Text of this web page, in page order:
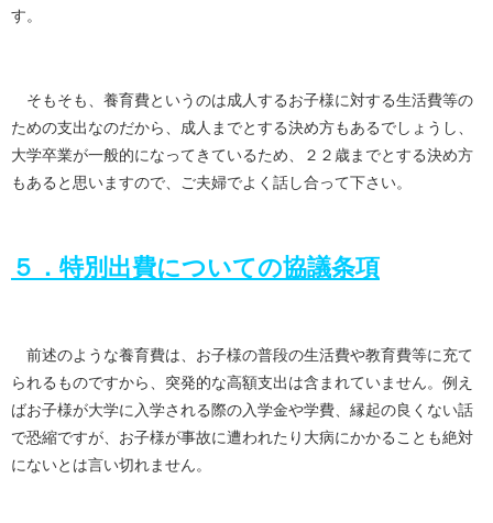
す。
そもそも、養育費というのは成人するお子様に対する生活費等の
ための支出なのだから、成人までとする決め方もあるでしょうし、
大学卒業が一般的になってきているため、２２歳までとする決め方
もあると思いますので、ご夫婦でよく話し合って下さい。
５．特別出費についての協議条項
前述のような養育費は、お子様の普段の生活費や教育費等に充て
られるものですから、突発的な高額支出は含まれていません。例え
ばお子様が大学に入学される際の入学金や学費、縁起の良くない話
で恐縮ですが、お子様が事故に遭われたり大病にかかることも絶対
にないとは言い切れません。